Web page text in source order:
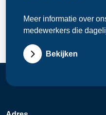
Meer informatie over
medewerkers die
Bekijken